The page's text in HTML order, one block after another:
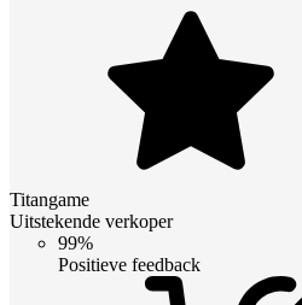
Titangame
Uitstekende verkoper
99%
Positieve feedback